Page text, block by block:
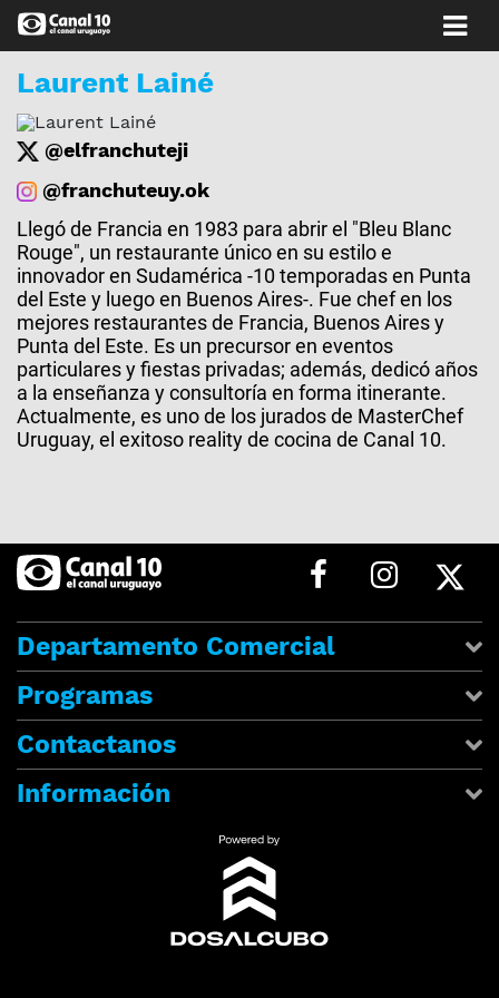
Laurent Lainé
@elfranchuteji
@franchuteuy.ok
Llegó de Francia en 1983 para abrir el "Bleu Blanc
Rouge", un restaurante único en su estilo e
innovador en Sudamérica -10 temporadas en Punta
del Este y luego en Buenos Aires-. Fue chef en los
mejores restaurantes de Francia, Buenos Aires y
Punta del Este. Es un precursor en eventos
particulares y fiestas privadas; además, dedicó años
a la enseñanza y consultoría en forma itinerante.
Actualmente, es uno de los jurados de MasterChef
Uruguay, el exitoso reality de cocina de Canal 10.
Departamento Comercial
Programas
Contactanos
Información